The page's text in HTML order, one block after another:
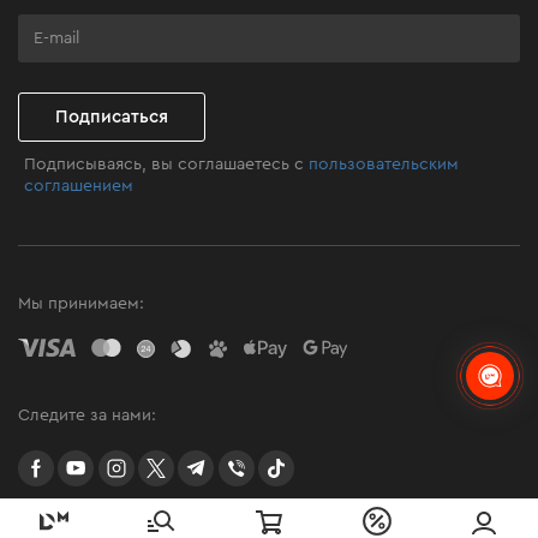
Клуб мастерства
Подписаться
Подписываясь, вы соглашаетесь с пользовательским
соглашением
Мы принимаем:
Следите за нами:
facebookyoutubeinstagramtwittertelegram
Viber TikTok